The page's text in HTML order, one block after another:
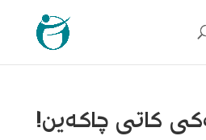
کاتی چاکەین!